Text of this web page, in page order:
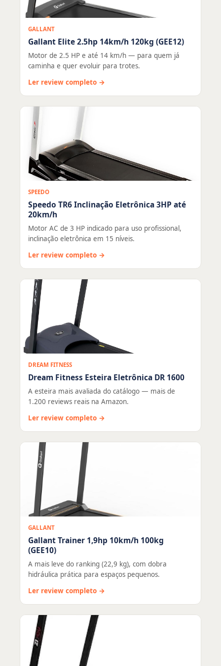
GALLANT
Gallant Elite 2.5hp 14km/h 120kg (GEE12)
Motor de 2.5 HP e até 14 km/h — para quem já
caminha e quer evoluir para trotes.
Ler review completo →
SPEEDO
Speedo TR6 Inclinação Eletrônica 3HP até
20km/h
Motor AC de 3 HP indicado para uso profissional,
inclinação eletrônica em 15 níveis.
Ler review completo →
DREAM FITNESS
Dream Fitness Esteira Eletrônica DR 1600
A esteira mais avaliada do catálogo — mais de
1.200 reviews reais na Amazon.
Ler review completo →
GALLANT
Gallant Trainer 1,9hp 10km/h 100kg
(GEE10)
A mais leve do ranking (22,9 kg), com dobra
hidráulica prática para espaços pequenos.
Ler review completo →